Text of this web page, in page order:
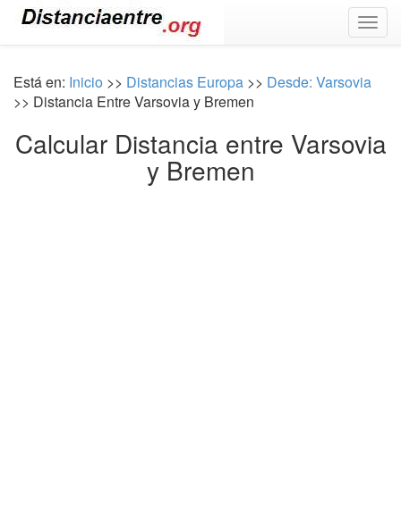
Está en: Inicio >> Distancias Europa >> Desde: Varsovia
>> Distancia Entre Varsovia y Bremen
Calcular Distancia entre Varsovia
y Bremen